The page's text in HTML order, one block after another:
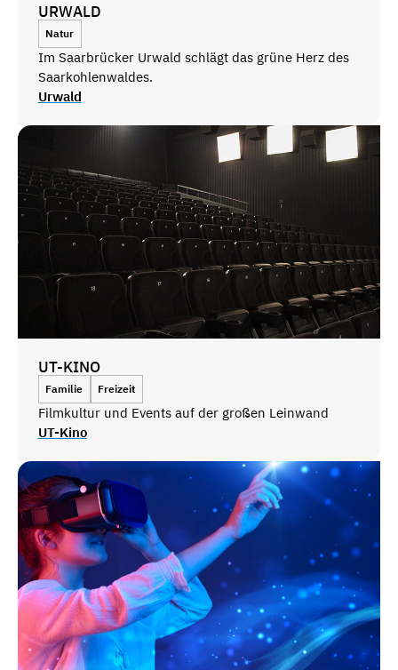
URWALD
Natur
Im Saarbrücker Urwald schlägt das grüne Herz des
Saarkohlenwaldes.
Urwald
UT-KINO
Familie Freizeit
Filmkultur und Events auf der großen Leinwand
UT-Kino